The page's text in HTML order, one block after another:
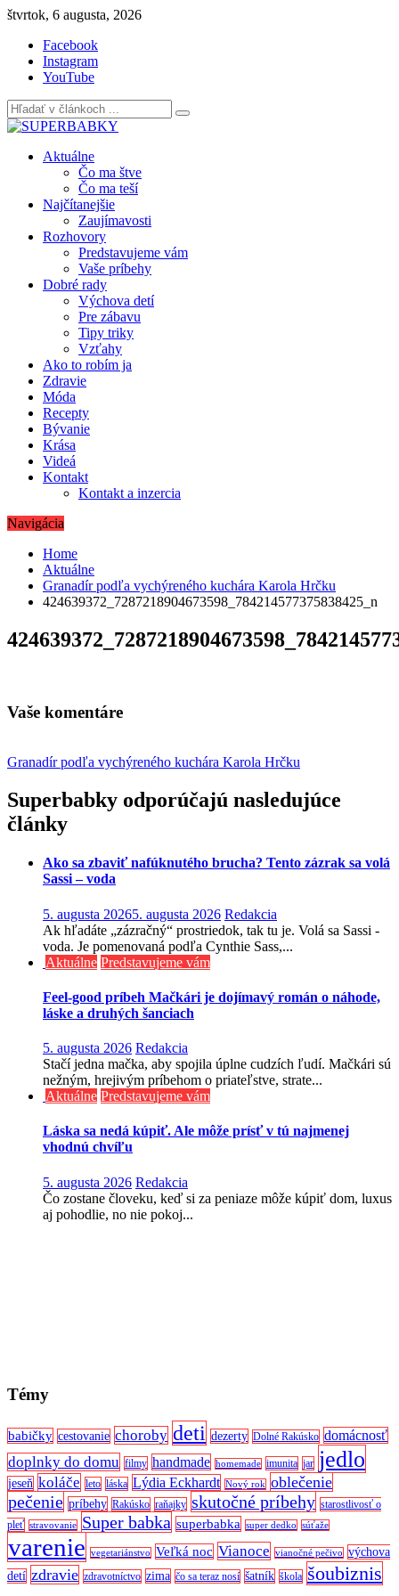
Skip
content
štvrtok, 6 augusta, 2026
Facebook
Instagram
YouTube
Aktuálne
Čo ma štve
Čo ma teší
Najčítanejšie
Zaujímavosti
Rozhovory
Predstavujeme vám
Vaše príbehy
Dobré rady
Výchova detí
Pre zábavu
Tipy triky
Vzťahy
Ako to robím ja
Zdravie
Móda
Recepty
Bývanie
Krása
Videá
Kontakt
Kontakt a inzercia
Navigácia
Home
Aktuálne
Granadír podľa vychýreného kuchára Karola Hrčku
424639372_7287218904673598_784214577375838425_n
Vaše komentáre
Navigácia
v
článku
Granadír podľa vychýreného kuchára Karola Hrčku
Superbabky odporúčajú nasledujúce
články
Ako sa zbaviť nafúknutého brucha? Tento zázrak sa volá
Sassi – voda
5. augusta 20265. augusta 2026 Redakcia
Ak hľadáte „zázračný“ prostriedok, tak tu je. Volá sa Sassi -
voda. Je pomenovaná podľa Cynthie Sass,...
Aktuálne Predstavujeme vám
Feel-good príbeh Mačkári je dojímavý román o náhode,
láske a druhých šanciach
5. augusta 2026 Redakcia
Stačí jedna mačka, aby spojila úplne cudzích ľudí. Mačkári sú
nežným, hrejivým príbehom o priateľstve, strate...
Aktuálne Predstavujeme vám
Láska sa nedá kúpiť. Ale môže prísť v tú najmenej
vhodnú chvíľu
5. augusta 2026 Redakcia
Čo zostane človeku, keď si za peniaze môže kúpiť dom, luxus
aj pohodlie, no nie pokoj...
Témy
babičky cestovanie choroby deti dezerty Dolné Rakúsko domácnosť
doplnky do domu filmy handmade homemade imunita jar jedlo
jeseň koláče leto láska Lýdia Eckhardt Nový rok oblečenie
pečenie príbehy Rakúsko raňajky skutočné príbehy starostlivosť o
pleť stravovanie Super babka superbabka super dedko súťaže
varenie vegetariánstvo Veľká noc Vianoce vianočné pečivo
výchova
detí zdravie zdravotníctvo zima čo sa teraz nosí šatník škola šoubiznis